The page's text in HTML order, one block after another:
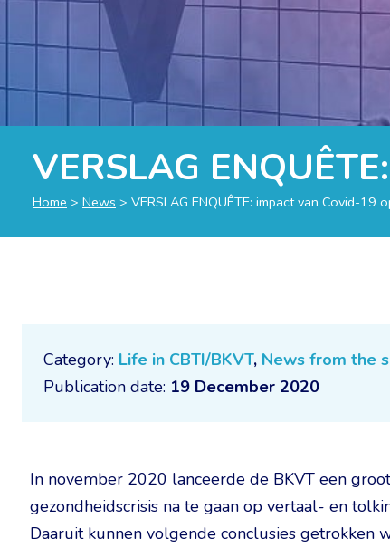
VERSLAG
Home > News > VERSLAG ENQUÊTE: impact van Covid-19
Category: Life in CBTI/BKVT, News from the
Publication date: 19 December 2020
In november 2020 lanceerde de BKVT een
gezondheidscrisis na te gaan op vertaal- en
Daaruit kunnen volgende conclusies getrokken